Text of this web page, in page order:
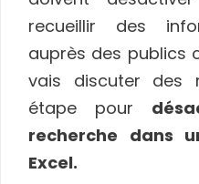
recueillir des
auprès des publics
vais discuter des
étape pour
recherche dans
Excel.